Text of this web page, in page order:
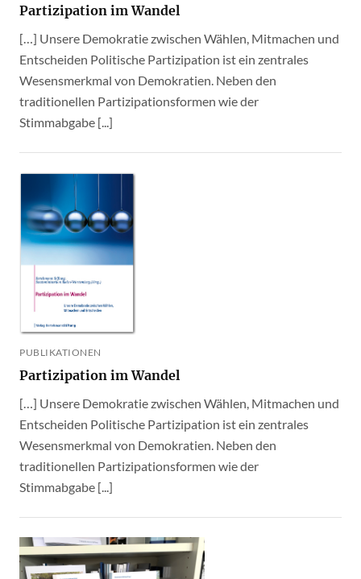
Partizipation im Wandel
[…] Unsere Demokratie zwischen Wählen, Mitmachen und
Entscheiden Politische Partizipation ist ein zentrales
Wesensmerkmal von Demokratien. Neben den
traditionellen Partizipationsformen wie der
Stimmabgabe [...]
PUBLIKATIONEN
Partizipation im Wandel
[…] Unsere Demokratie zwischen Wählen, Mitmachen und
Entscheiden Politische Partizipation ist ein zentrales
Wesensmerkmal von Demokratien. Neben den
traditionellen Partizipationsformen wie der
Stimmabgabe [...]